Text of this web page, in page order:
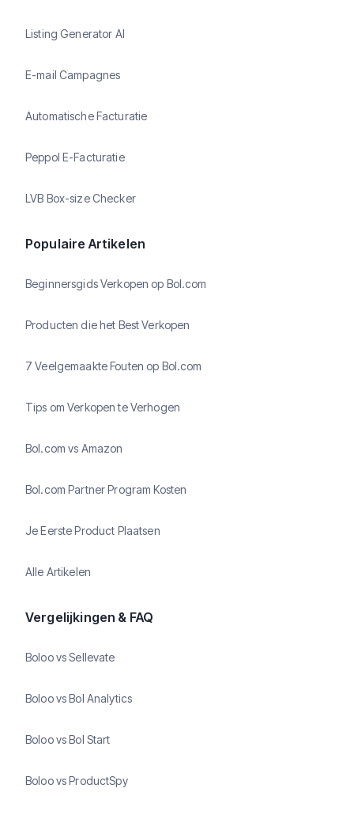
Listing Generator AI
E-mail Campagnes
Automatische Facturatie
Peppol E-Facturatie
LVB Box-size Checker
Populaire Artikelen
Beginnersgids Verkopen op Bol.com
Producten die het Best Verkopen
7 Veelgemaakte Fouten op Bol.com
Tips om Verkopen te Verhogen
Bol.com vs Amazon
Bol.com Partner Program Kosten
Je Eerste Product Plaatsen
Alle Artikelen
Vergelijkingen & FAQ
Boloo vs Sellevate
Boloo vs Bol Analytics
Boloo vs Bol Start
Boloo vs ProductSpy